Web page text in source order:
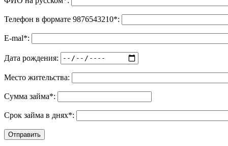
Телефон в формате 9876543210*:
E-mal*:
Дата рождения:
Место жительства:
Сумма займа*:
Срок займа в днях*: